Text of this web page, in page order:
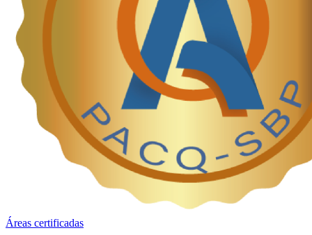
Áreas certificadas